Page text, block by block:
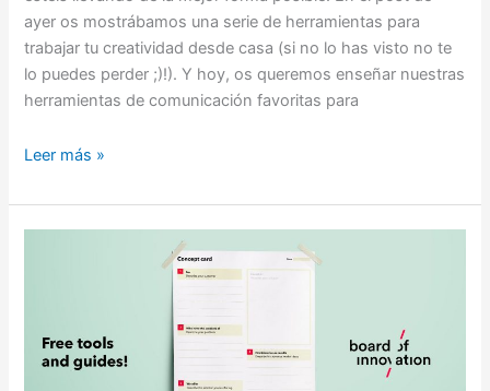
ayer os mostrábamos una serie de herramientas para
trabajar tu creatividad desde casa (si no lo has visto no te
lo puedes perder ;)!). Y hoy, os queremos enseñar nuestras
herramientas de comunicación favoritas para
Leer más »
creatividad
desde